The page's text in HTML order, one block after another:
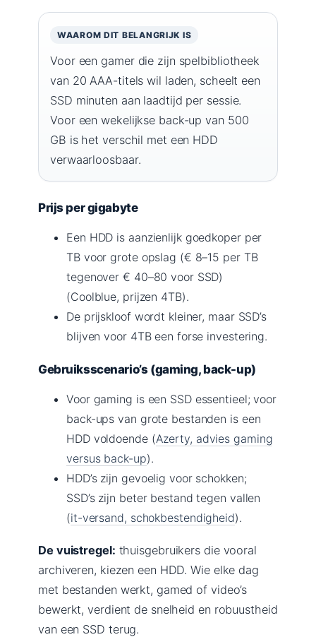
WAAROM DIT BELANGRIJK IS
Voor een gamer die zijn spelbibliotheek
van 20 AAA-titels wil laden, scheelt een
SSD minuten aan laadtijd per sessie.
Voor een wekelijkse back-up van 500
GB is het verschil met een HDD
verwaarloosbaar.
Prijs per gigabyte
Een HDD is aanzienlijk goedkoper per
TB voor grote opslag (€ 8–15 per TB
tegenover € 40–80 voor SSD)
(Coolblue, prijzen 4TB).
De prijskloof wordt kleiner, maar SSD’s
blijven voor 4TB een forse investering.
Gebruiksscenario’s (gaming, back-up)
Voor gaming is een SSD essentieel; voor
back-ups van grote bestanden is een
HDD voldoende (Azerty, advies gaming
versus back-up).
HDD’s zijn gevoelig voor schokken;
SSD’s zijn beter bestand tegen vallen
(it-versand, schokbestendigheid).
De vuistregel: thuisgebruikers die vooral
archiveren, kiezen een HDD. Wie elke dag
met bestanden werkt, gamed of video’s
bewerkt, verdient de snelheid en robuustheid
van een SSD terug.